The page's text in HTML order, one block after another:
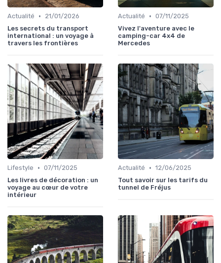
Actualité •
21/01/2026
Les secrets du transport
international : un voyage à
travers les frontières
Actualité • 07/11/2025
Vivez l'aventure avec le
camping-car 4x4 de
Mercedes
Lifestyle • 07/11/2025
Les livres de décoration : un
voyage au cœur de votre
intérieur
Actualité • 12/06/2025
Tout savoir sur les tarifs du
tunnel de Fréjus